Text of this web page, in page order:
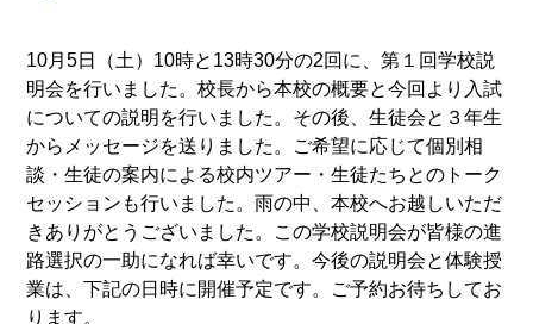
10月5日（土）10時と13時30分の2回に、第１回学校説
明会を行いました。校長から本校の概要と今回より入試
についての説明を行いました。その後、生徒会と３年生
からメッセージを送りました。ご希望に応じて個別相
談・生徒の案内による校内ツアー・生徒たちとのトーク
セッションも行いました。雨の中、本校へお越しいただ
きありがとうございました。この学校説明会が皆様の進
路選択の一助になれば幸いです。今後の説明会と体験授
業は、下記の日時に 開催予定です。ご予約お待ちしてお
ります。